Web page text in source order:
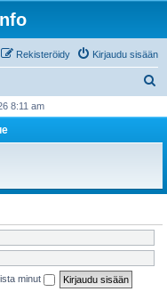
Kirjaudu sisään
Rekisteröidy
i
8:11 am
minut